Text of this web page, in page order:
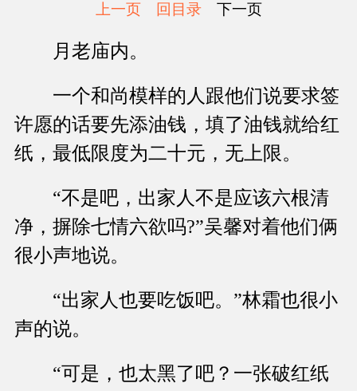
上一页 回目录下一页
月老庙内。
一个和尚模样的人跟他们说要求签
许愿的话要先添油钱，填了油钱就给红
纸，最低限度为二十元，无上限。
“不是吧，出家人不是应该六根清
净，摒除七情六欲吗?”吴馨对着他们俩
很小声地说。
“出家人也要吃饭吧。”林霜也很小
声的说。
“可是，也太黑了吧？一张破红纸